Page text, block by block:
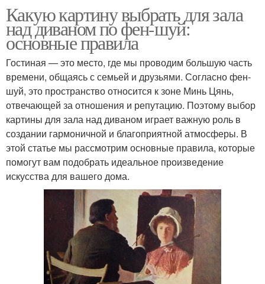
Какую картину выбрать для зала
над диваном по фен-шуй:
основные правила
Гостиная — это место, где мы проводим большую часть
времени, общаясь с семьей и друзьями. Согласно фен-
шуй, это пространство относится к зоне Минь Цянь,
отвечающей за отношения и репутацию. Поэтому выбор
картины для зала над диваном играет важную роль в
создании гармоничной и благоприятной атмосферы. В
этой статье мы рассмотрим основные правила, которые
помогут вам подобрать идеальное произведение
искусства для вашего дома.